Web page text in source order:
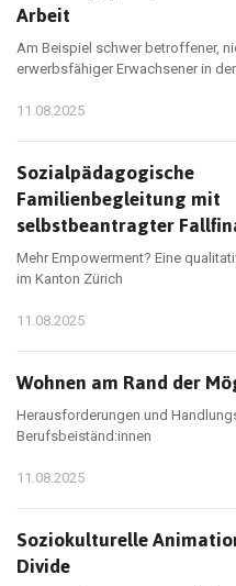
Arbeit
Am Beispiel schwer betroffener,
erwerbsfähiger Erwachsener in
11.08.2025
Sozialpädagogische
Familienbegleitung mit
selbstbeantragter
Mehr Empowerment? Eine
im Kanton Zürich
11.08.2025
Wohnen am Rand der
Herausforderungen und
Berufsbeiständ:innen
11.08.2025
Soziokulturelle
Divide